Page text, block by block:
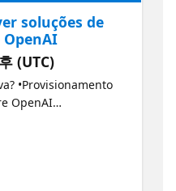
agora
Faça
Founders
com a IA da
150k em créditos
como GitHub,
e mais. 🖥
Certificações
Explorando a IA
soluções de
OpenAI​
(UTC)
•Provisionamento
OpenAI
do Azure
IA do Azure
ao seu
de IA